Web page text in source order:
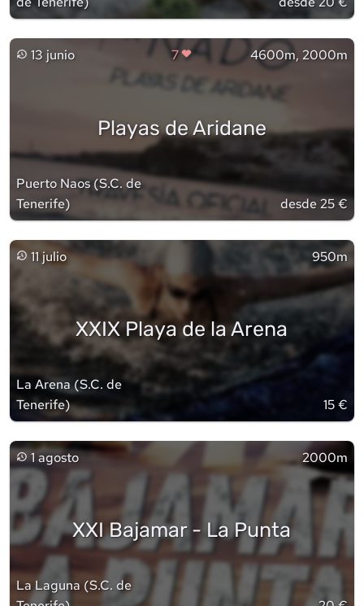
13 junio 7 4600m, 2000m
Playas de Aridane
Puerto Naos(S.C. de
Tenerife) desde 25 €
11 julio 950m
XXIX Playa de la Arena
La Arena (S.C. de
Tenerife) 15 €
1 agosto 2000m
XXI Bajamar - La Punta
La Laguna (S.C. de